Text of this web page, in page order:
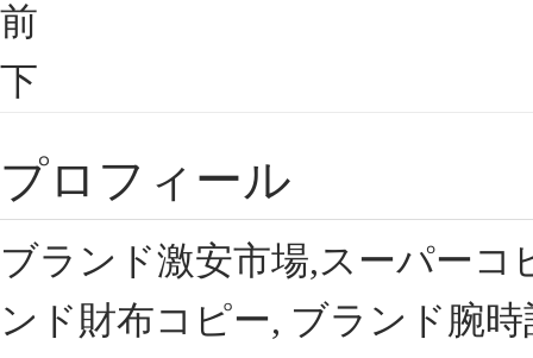
前
下
プロフィール
ブランド激安市場,スーパー
ンド財布コピー, ブランド腕